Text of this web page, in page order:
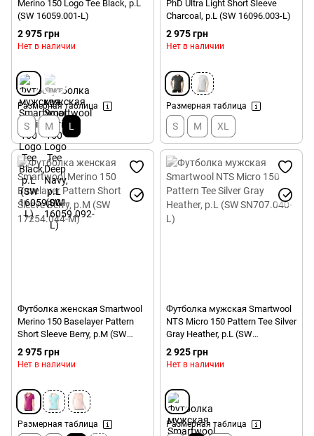
Merino 150 Logo Tee Black, р.L
(SW 16059.001-L)
2 975 грн
Нет в наличии
Размерная таблица
S M L
PhD Ultra Light Short Sleeve
Charcoal, р.L (SW 16096.003-L)
2 975 грн
Нет в наличии
Размерная таблица
S M XL
Футболка женская Smartwool
Merino 150 Baselayer Pattern
Short Sleeve Berry, р.M (SW
17254.044-M)
2 975 грн
Нет в наличии
Размерная таблица
Футболка мужская Smartwool
NTS Micro 150 Pattern Tee Silver
Gray Heather, р.L (SW
SN707.040-L)
2 925 грн
Нет в наличии
Размерная таблица